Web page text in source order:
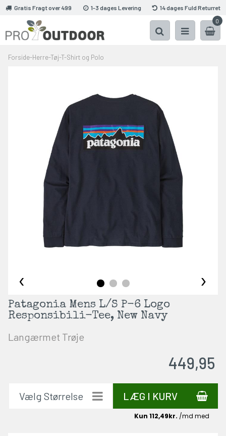
Gratis Fragt over 499 1-3 dages Levering
14 dages Fuld Returret
0
Forside-Herre-Tøj-T-Shirt og Polo
‹ ›
Patagonia Mens L/S P-6 Logo
Responsibili-Tee, New Navy
Langærmet Trøje
449,95
LÆG I KURV